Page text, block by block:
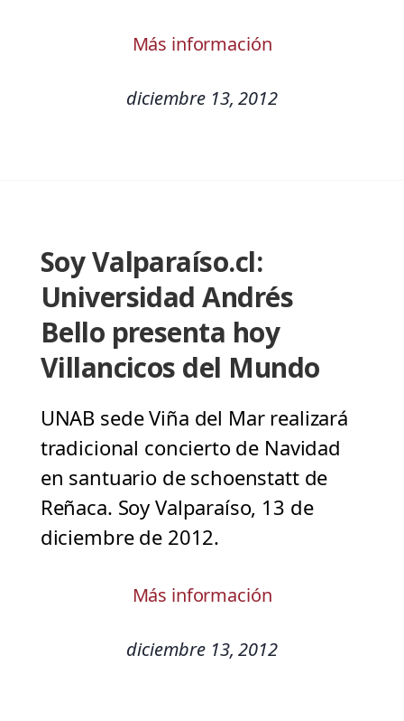
Más información
diciembre 13, 2012
Soy Valparaíso.cl:
Universidad Andrés
Bello presenta hoy
Villancicos del Mundo
UNAB sede Viña del Mar realizará
tradicional concierto de Navidad
en santuario de schoenstatt de
Reñaca. Soy Valparaíso, 13 de
diciembre de 2012.
Más información
diciembre 13, 2012